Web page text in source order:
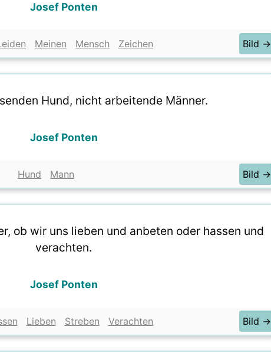
Josef Ponten
Meinen Mensch Zeichen Bild →
Hund, nicht arbeitende Männer.
Josef Ponten
Hund Mann Bild →
ob wir uns lieben und anbeten oder hassen und
verachten.
Josef Ponten
Lieben Streben Verachten Bild →